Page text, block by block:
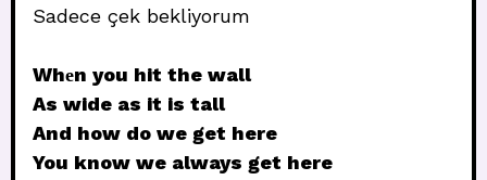
Sadece çek bekliyorum
Whеn you hit the wall
As wide as it is tall
And how do we get here
You know we always get here